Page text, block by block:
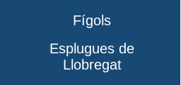
Fígols
Esplugues de
Llobregat